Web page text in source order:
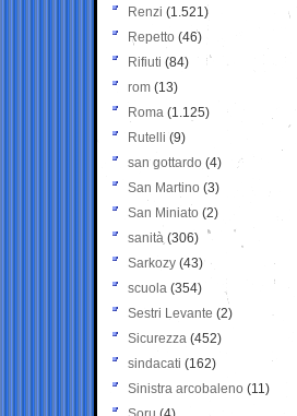
Renzi (1.521)
Repetto (46)
Rifiuti (84)
rom (13)
Roma (1.125)
Rutelli (9)
san gottardo (4)
San Martino (3)
San Miniato (2)
sanità (306)
Sarkozy (43)
scuola (354)
Sestri Levante (2)
Sicurezza (452)
sindacati (162)
Sinistra arcobaleno (11)